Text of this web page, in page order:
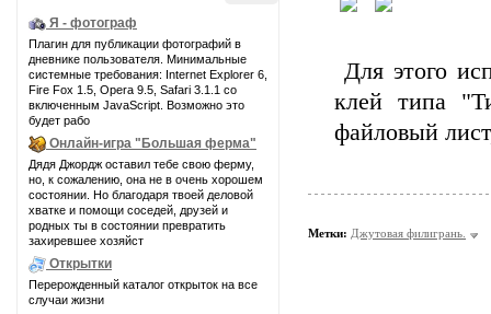
Я - фотограф
Плагин для публикации фотографий в
дневнике пользователя. Минимальные
системные требования: Internet Explorer 6,
Fire Fox 1.5, Opera 9.5, Safari 3.1.1 со
включенным JavaScript. Возможно это
будет рабо
Онлайн-игра "Большая ферма"
Дядя Джордж оставил тебе свою ферму,
но, к сожалению, она не в очень хорошем
состоянии. Но благодаря твоей деловой
хватке и помощи соседей, друзей и
родных ты в состоянии превратить
захиревшее хозяйст
Открытки
Перерожденный каталог открыток на все
случаи жизни
Для этого
клей типа
файловый
Метки: Джутовая филигрань.